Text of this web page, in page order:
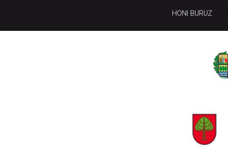
HONI BURUZ